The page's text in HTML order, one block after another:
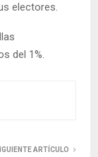
electores.
del 1%.
ARTÍCULO